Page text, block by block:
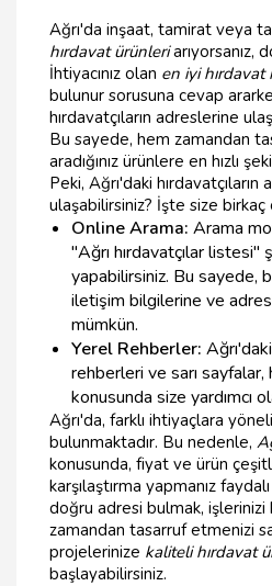
Ağrı'da inşaat, tamirat veya
hırdavat ürünleriarıyorsanız,
İhtiyacınız olan en iyi
bulunur sorusuna cevap
hırdavatçıların adreslerine
Bu sayede, hem zamandan
aradığınız ürünlere en hızlı
Peki, Ağrı'daki hırdavatçıların
ulaşabilirsiniz? İşte size birkaç
Online Arama: Arama
"Ağrı hırdavatçılar listesi"
yapabilirsiniz. Bu sayede,
iletişim bilgilerine ve
mümkün.
Yerel Rehberler:
rehberleri ve sarı sayfalar,
konusunda size yardımcı
Ağrı'da, farklı ihtiyaçlara
bulunmaktadır. Bu nedenle,
konusunda, fiyat ve ürün
karşılaştırma yapmanız
doğru adresi bulmak, işlerinizi
zamandan tasarruf etmenizi
projelerinize kaliteli hırdavat
başlayabilirsiniz.